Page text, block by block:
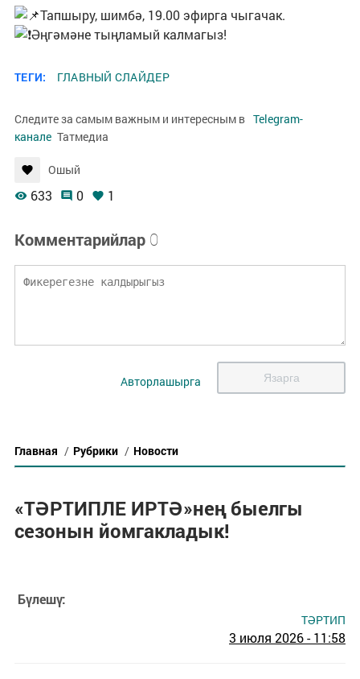
Тапшыру, шимбә, 19.00 эфирга чыгачак.
Әңгәмәне тыңламый калмагыз!
ТЕГИ: ГЛАВНЫЙ СЛАЙДЕР
Следите за самым важным и интересным в Telegram-
канале Татмедиа
Ошый
633 0 1
Комментарийлар 0
Авторлашырга Язарга
Главная / Рубрики / Новости
«ТӘРТИПЛЕ ИРТӘ»нең быелгы
сезонын йомгакладык!
Бүлешү:
ТӘРТИП
3 июля 2026 - 11:58